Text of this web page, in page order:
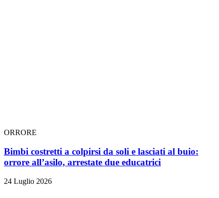
ORRORE
Bimbi costretti a colpirsi da soli e lasciati al buio:
orrore all’asilo, arrestate due educatrici
24 Luglio 2026